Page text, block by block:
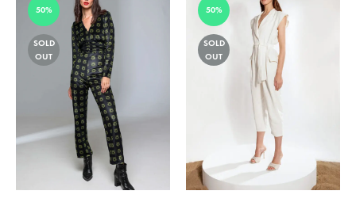
50%
SOLD
OUT
50%
SOLD
OUT